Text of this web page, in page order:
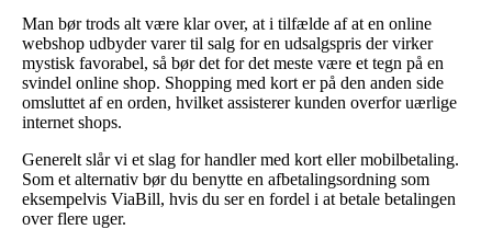
Man bør trods alt være klar over, at i tilfælde af at en online
webshop udbyder varer til salg for en udsalgspris der virker
mystisk favorabel, så bør det for det meste være et tegn på en
svindel online shop. Shopping med kort er på den anden side
omsluttet af en orden, hvilket assisterer kunden overfor uærlige
internet shops.
Generelt slår vi et slag for handler med kort eller mobilbetaling.
Som et alternativ bør du benytte en afbetalingsordning som
eksempelvis ViaBill, hvis du ser en fordel i at betale betalingen
over flere uger.